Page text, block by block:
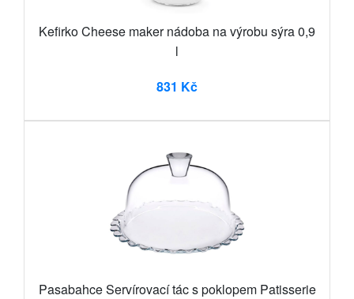
Kefirko Cheese maker nádoba na výrobu sýra 0,9
l
831 Kč
Pasabahce Servírovací tác s poklopem Patisserie